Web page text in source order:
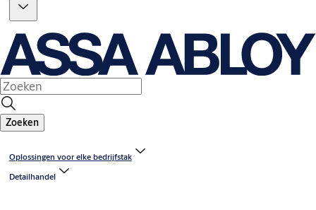
Zoeken
Oplossingen voor elke bedrijfstak
Detailhandel